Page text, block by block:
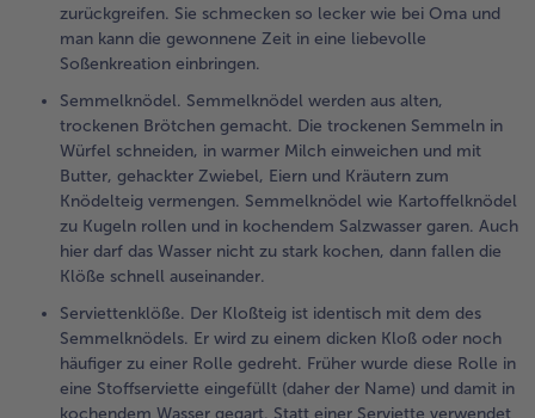
zurückgreifen. Sie schmecken so lecker wie bei Oma und
man kann die gewonnene Zeit in eine liebevolle
Soßenkreation einbringen.
Semmelknödel. Semmelknödel werden aus alten,
trockenen Brötchen gemacht. Die trockenen Semmeln in
Würfel schneiden, in warmer Milch einweichen und mit
Butter, gehackter Zwiebel, Eiern und Kräutern zum
Knödelteig vermengen. Semmelknödel wie Kartoffelknödel
zu Kugeln rollen und in kochendem Salzwasser garen. Auch
hier darf das Wasser nicht zu stark kochen, dann fallen die
Klöße schnell auseinander.
Serviettenklöße. Der Kloßteig ist identisch mit dem des
Semmelknödels. Er wird zu einem dicken Kloß oder noch
häufiger zu einer Rolle gedreht. Früher wurde diese Rolle in
eine Stoffserviette eingefüllt (daher der Name) und damit in
kochendem Wasser gegart. Statt einer Serviette verwendet